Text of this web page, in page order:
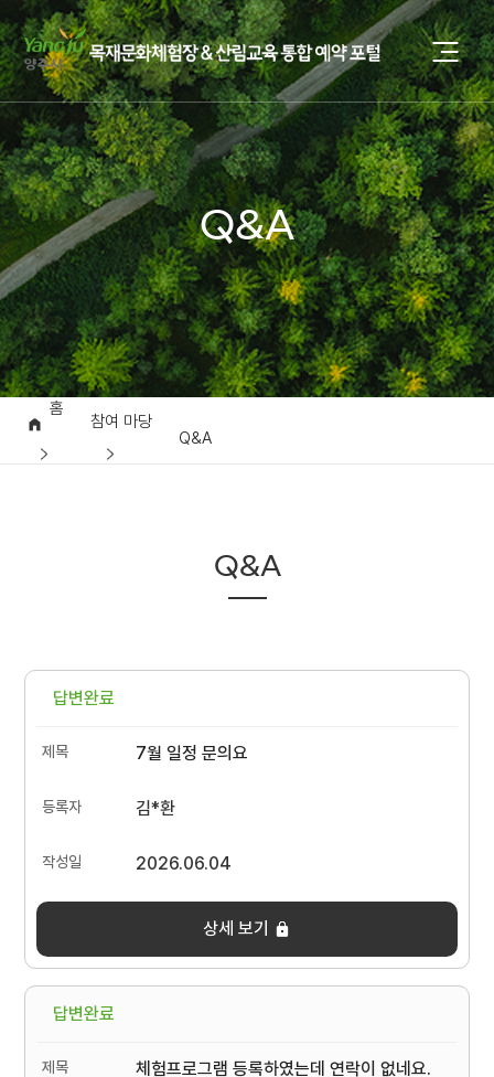
Q&A
홈
참여 마당
Q&A
Q&A
답변완료
7월 일정 문의요
김*환
2026.06.04
상세 보기
답변완료
체험프로그램 등록하였는데 연락이 없네요.